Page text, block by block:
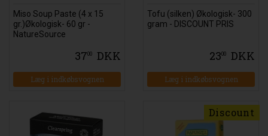
Miso Soup Paste (4 x 15
gr.)Økologisk- 60 gr -
NatureSource
3700 DKK
Læg i indkøbsvognen
Tofu (silken) Økologisk- 300
gram - DISCOUNT PRIS
2300 DKK
Læg i indkøbsvognen
Discount